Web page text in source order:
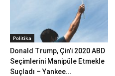
Politika
Donald Trump, Çin’i 2020 ABD
Seçimlerini Manipüle Etmekle
Suçladı – Yankee...